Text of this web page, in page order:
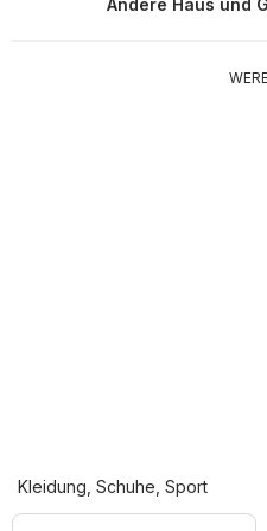
Andere Haus und
Kleidung, Schuhe, Sport